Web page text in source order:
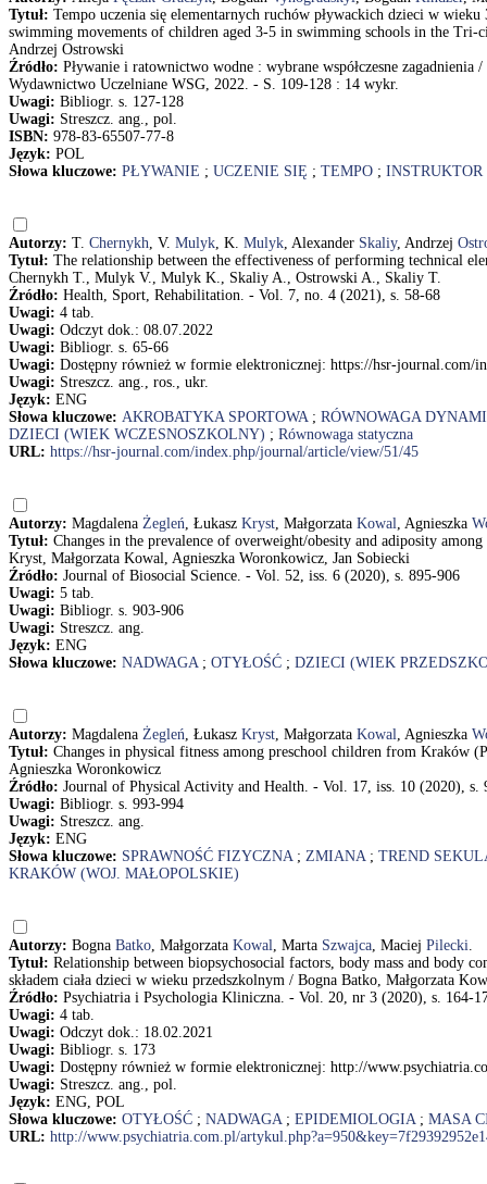
Tytuł: Tempo uczenia się elementarnych ruchów pływackich dzieci w
swimming movements of children aged 3-5 in swimming schools in the
Andrzej Ostrowski
Źródło: Pływanie i ratownictwo wodne : wybrane współczesne
Wydawnictwo Uczelniane WSG, 2022. - S. 109-128 : 14 wykr.
Uwagi: Bibliogr. s. 127-128
Uwagi: Streszcz. ang., pol.
ISBN: 978-83-65507-77-8
Język: POL
Słowa kluczowe: PŁYWANIE ; UCZENIE SIĘ ; TEMPO ; INSTRUKTOR
Autorzy: T. Chernykh, V. Mulyk, K. Mulyk, Alexander Skaliy, Andrzej
Tytuł: The relationship between the effectiveness of performing technical
Chernykh T., Mulyk V., Mulyk K., Skaliy A., Ostrowski A., Skaliy T.
Źródło: Health, Sport, Rehabilitation. - Vol. 7, no. 4 (2021), s. 58-68
Uwagi: 4 tab.
Uwagi: Odczyt dok.: 08.07.2022
Uwagi: Bibliogr. s. 65-66
Uwagi: Dostępny również w formie elektronicznej: https://hsr-journal.com/
Uwagi: Streszcz. ang., ros., ukr.
Język: ENG
Słowa kluczowe: AKROBATYKA SPORTOWA; RÓWNOWAGA
DZIECI (WIEK WCZESNOSZKOLNY) ; Równowaga statyczna
URL: https://hsr-journal.com/index.php/journal/article/view/51/45
Autorzy: Magdalena Żegleń, Łukasz Kryst, Małgorzata Kowal, Agnieszka
Tytuł: Changes in the prevalence of overweight/obesity and adiposity
Kryst, Małgorzata Kowal, Agnieszka Woronkowicz, Jan Sobiecki
Źródło: Journal of Biosocial Science. - Vol. 52, iss. 6 (2020), s. 895-906
Uwagi: 5 tab.
Uwagi: Bibliogr. s. 903-906
Uwagi: Streszcz. ang.
Język: ENG
Słowa kluczowe: NADWAGA; OTYŁOŚĆ ; DZIECI (WIEK
Autorzy: Magdalena Żegleń, Łukasz Kryst, Małgorzata Kowal, Agnieszka
Tytuł: Changes in physical fitness among preschool children from Kraków
Agnieszka Woronkowicz
Źródło: Journal of Physical Activity and Health. - Vol. 17, iss. 10 (2020), s.
Uwagi: Bibliogr. s. 993-994
Uwagi: Streszcz. ang.
Język: ENG
Słowa kluczowe: SPRAWNOŚĆ FIZYCZNA; ZMIANA; TREND
KRAKÓW (WOJ. MAŁOPOLSKIE)
Autorzy: Bogna Batko, Małgorzata Kowal, Marta Szwajca, Maciej Pilecki.
Tytuł: Relationship between biopsychosocial factors, body mass and body
składem ciała dzieci w wieku przedszkolnym / Bogna Batko, Małgorzata
Źródło: Psychiatria i Psychologia Kliniczna. - Vol. 20, nr 3 (2020), s. 164-
Uwagi: 4 tab.
Uwagi: Odczyt dok.: 18.02.2021
Uwagi: Bibliogr. s. 173
Uwagi: Dostępny również w formie elektronicznej: http://
Uwagi: Streszcz. ang., pol.
Język: ENG, POL
Słowa kluczowe: OTYŁOŚĆ ; NADWAGA; EPIDEMIOLOGIA; MASA
URL: http://www.psychiatria.com.pl/